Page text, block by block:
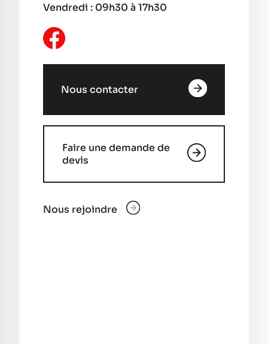
Vendredi : 09h30 à 17h30
Nous contacter
Faire une demande de
devis
Nous rejoindre